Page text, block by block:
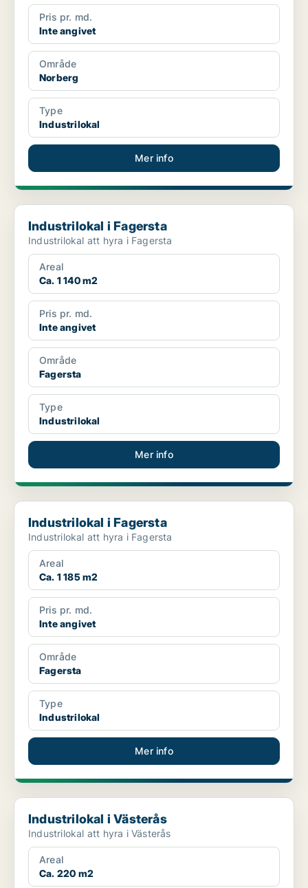
Pris pr. md.
Inte angivet
Område
Norberg
Type
Industrilokal
Mer info
Industrilokal i Fagersta
Industrilokal i Fagersta
Industrilokal att hyra i Fagersta
Areal
Ca. 1 140 m2
Pris pr. md.
Inte angivet
Område
Fagersta
Type
Industrilokal
Mer info
Industrilokal i Fagersta
Industrilokal i Fagersta
Industrilokal att hyra i Fagersta
Areal
Ca. 1 185 m2
Pris pr. md.
Inte angivet
Område
Fagersta
Type
Industrilokal
Mer info
Industrilokal i Västerås
Industrilokal i Västerås
Industrilokal att hyra i Västerås
Areal
Ca. 220 m2